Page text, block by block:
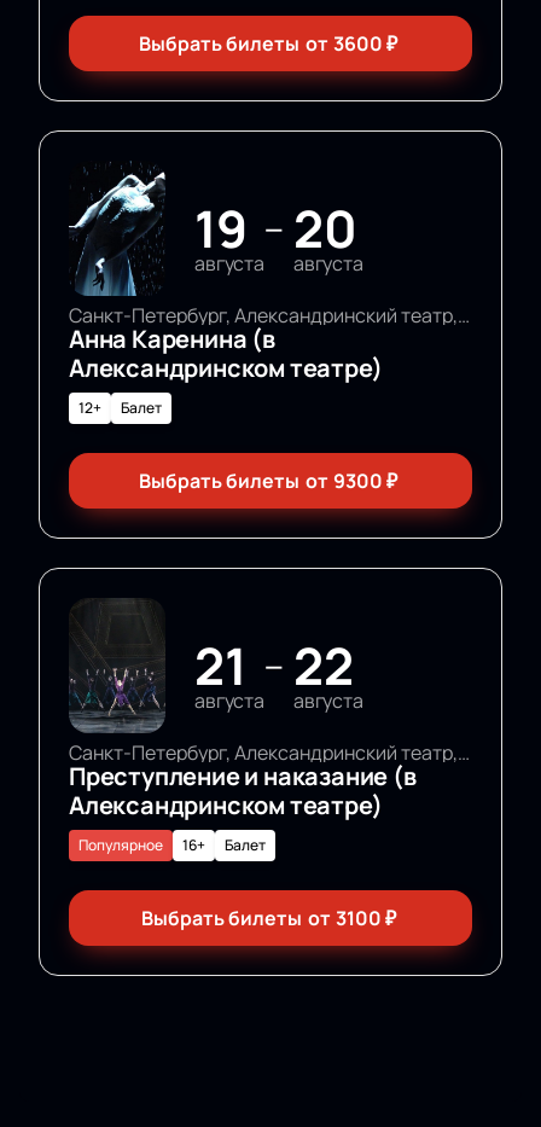
Выбрать билеты от3600₽
19
августа
— 20
августа
Санкт-Петербург, Александринский театр, Основная сцена
Анна Каренина (в
Александринском театре)
12+ Балет
Выбрать билеты от 9300₽
21
августа
— 22
августа
Санкт-Петербург, Александринский театр, Основная сцена
Преступление и наказание (в
Александринском театре)
16+ Балет
Популярное
Выбрать билеты от 3100₽